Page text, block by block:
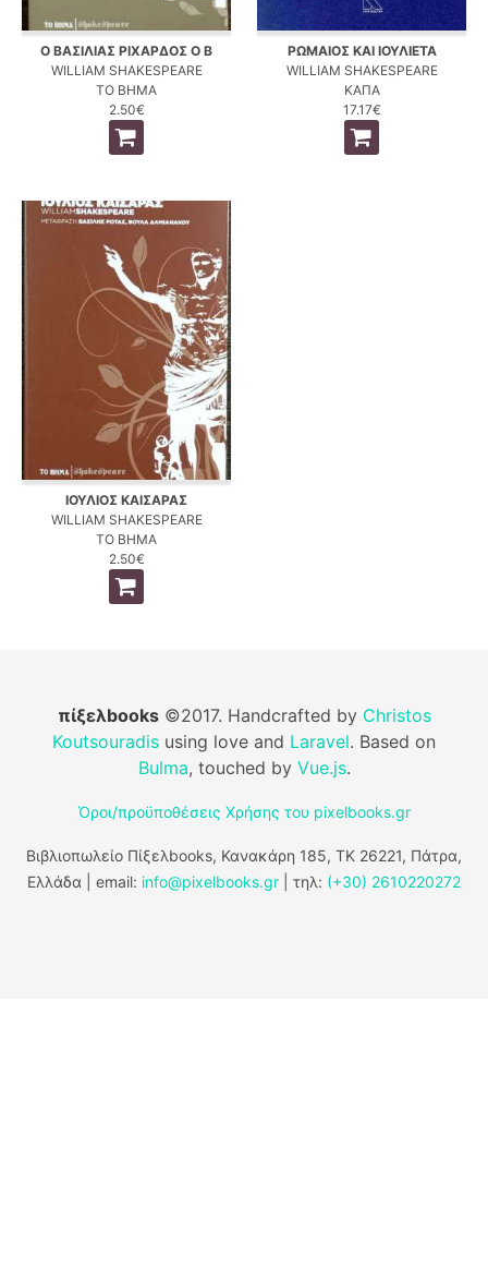
Ο ΒΑΣΙΛΙΑΣ ΡΙΧΑΡΔΟΣ Ο Β
WILLIAM SHAKESPEARE
ΤΟ ΒΗΜΑ
2.50€
ΡΩΜΑΙΟΣ ΚΑΙ ΙΟΥΛΙΕΤΑ
WILLIAM SHAKESPEARE
ΚΑΠΑ
17.17€
ΙΟΥΛΙΟΣ ΚΑΙΣΑΡΑΣ
WILLIAM SHAKESPEARE
ΤΟ ΒΗΜΑ
2.50€
πίξελbooks©2017. Handcrafted by Christos
Koutsouradis using love and Laravel. Based on
Bulma, touched by Vue.js.
Όροι/προϋποθέσεις Χρήσης του pixelbooks.gr
Βιβλιοπωλείο Πίξελbooks, Κανακάρη 185, ΤΚ 26221, Πάτρα,
Ελλάδα | email: info@pixelbooks.gr | τηλ: (+30) 2610220272